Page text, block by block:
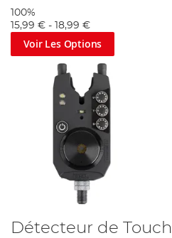
100%
15,99 € - 18,99 €
Voir Les Options
Détecteur de